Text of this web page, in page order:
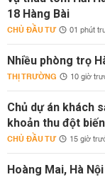
18 Hàng Bài
CHỦ ĐẦU TƯ 01 phút
Nhiều phòng trọ
THỊ TRƯỜNG 10 giờ
Chủ dự án khách
khoản thu đột biến
CHỦ ĐẦU TƯ 15 giờ
Hoàng Mai, Hà